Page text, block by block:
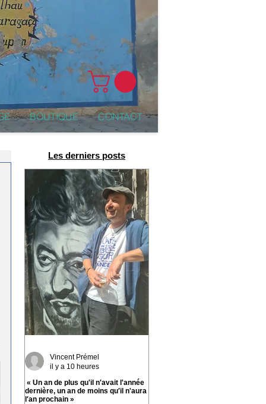
BOUTIQUE CONTACT
Les derniers posts
« Un an de plus qu'il n′avait l'année
dernière, un an de moins qu′il n'aura
l′an prochain »
Vincent Prémel
il y a 10 heures